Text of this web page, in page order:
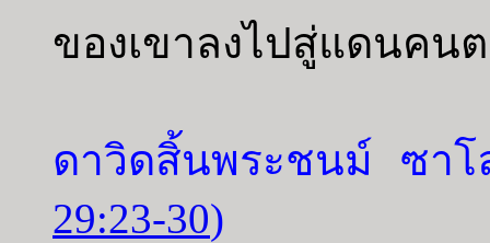
ของเขาลงไปสู่แดนคน
ดาวิดสิ้นพระชนม์ ซา
29:23-30)